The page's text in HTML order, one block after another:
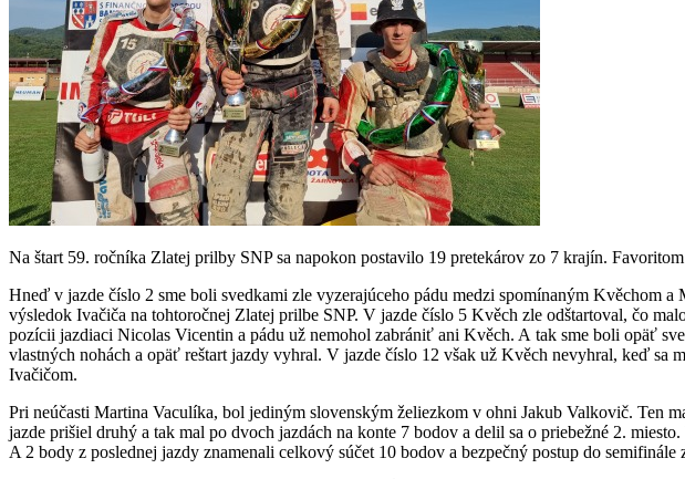
Na štart 59. ročníka Zlatej prilby SNP sa napokon postavilo 19 pretekárov zo 7 krajín.
Hneď v jazde číslo 2 sme boli svedkami zle vyzerajúceho pádu medzi spomínaným Kvěchom
výsledok Ivačiča na tohtoročnej Zlatej prilbe SNP. V jazde číslo 5 Kvěch zle odštartoval, čo
pozícii jazdiaci Nicolas Vicentin a pádu už nemohol zabrániť ani Kvěch. A tak sme boli opäť
vlastných nohách a opäť reštart jazdy vyhral. V jazde číslo 12 však už Kvěch nevyhral, keď sa
Ivačičom.
Pri neúčasti Martina Vaculíka, bol jediným slovenským želiezkom v ohni Jakub Valkovič. Ten
jazde prišiel druhý a tak mal po dvoch jazdách na konte 7 bodov a delil sa o priebežné 2.
A 2 body z poslednej jazdy znamenali celkový súčet 10 bodov a bezpečný postup do semifinále